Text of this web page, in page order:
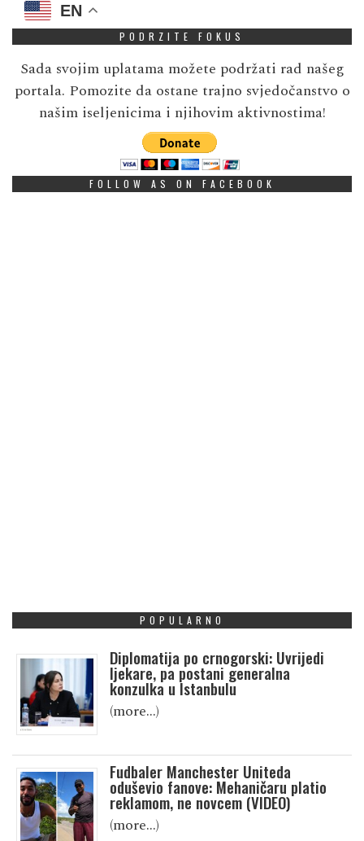
EN
PODRZITE FOKUS
Sada svojim uplatama možete podržati rad našeg
portala. Pomozite da ostane trajno svjedočanstvo o
našim iseljenicima i njihovim aktivnostima!
FOLLOW AS ON FACEBOOK
POPULARNO
Diplomatija po crnogorski: Uvrijedi
ljekare, pa postani generalna
konzulka u Istanbulu
(more…)
Fudbaler Manchester Uniteda
oduševio fanove: Mehaničaru platio
reklamom, ne novcem (VIDEO)
(more…)